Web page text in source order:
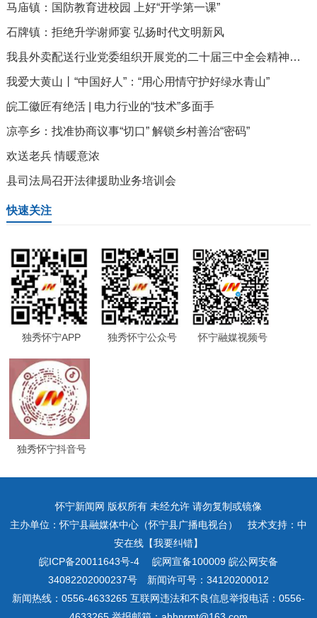
马庙镇：国防教育进校园 上好“开学第一课”
石牌镇：拒绝升学谢师宴 弘扬时代文明新风
我县外卖配送行业党委组织开展党的二十届三中全会精神宣讲报告会
我爱大黄山丨“中国好人”：“用心用情守护好绿水青山”
皖工徽匠有绝活 | 电力行业的“技术”多面手
凉亭乡：找准协商议事“切口” 解锁乡村善治“密码”
欢送老兵 情暖意浓
县司法局召开法律援助业务培训会
快速关注
独秀怀宁APP 独秀怀宁公众号 怀宁融媒视频号
独秀怀宁抖音号
怀宁新闻网 版权所有 未经允许 请勿复制或镜像
主办单位：怀宁县融媒体中心（怀宁县广播电视台） 技术支持：中
安在线【我要纠错】
皖ICP备20011643号-4皖网宣备100009 皖公网安备
34082202000237号 新闻许可号：34120200012
新闻热线：0556-4633265 互联网违法和不良信息举报电话：0556-